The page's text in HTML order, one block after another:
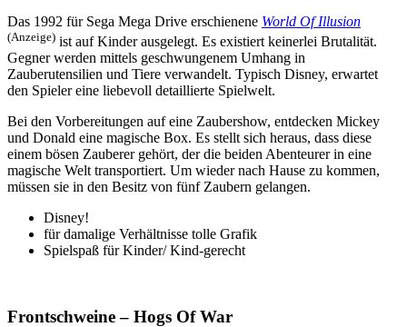
Das 1992 für Sega Mega Drive erschienene World Of Illusion
(Anzeige) ist auf Kinder ausgelegt. Es existiert keinerlei Brutalität.
Gegner werden mittels geschwungenem Umhang in
Zauberutensilien und Tiere verwandelt. Typisch Disney, erwartet
den Spieler eine liebevoll detaillierte Spielwelt.
Bei den Vorbereitungen auf eine Zaubershow, entdecken Mickey
und Donald eine magische Box. Es stellt sich heraus, dass diese
einem bösen Zauberer gehört, der die beiden Abenteurer in eine
magische Welt transportiert. Um wieder nach Hause zu kommen,
müssen sie in den Besitz von fünf Zaubern gelangen.
Disney!
für damalige Verhältnisse tolle Grafik
Spielspaß für Kinder/ Kind-gerecht
Frontschweine – Hogs Of War